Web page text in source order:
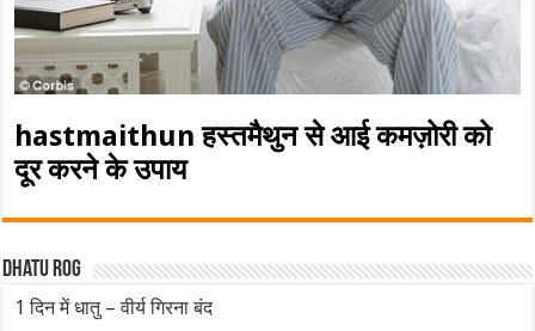
hastmaithun हस्तमैथुन से आई कमज़ोरी को
दूर करने के उपाय
Dhatu rog
1 दिन में धातु – वीर्य गिरना बंद